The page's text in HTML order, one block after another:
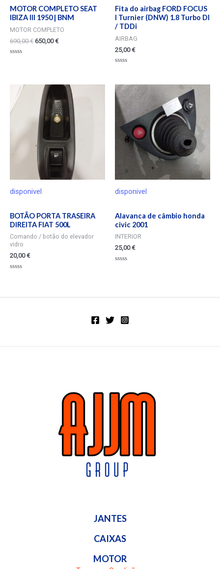
MOTOR COMPLETO SEAT
IBIZA III 1950 | BNM
MOTOR COMPLETO
690,00€ 650,00€
Fita do airbag FORD FOCUS
I Turnier (DNW) 1.8 Turbo DI
/ TDDi
AIRBAG
25,00€
de
5
disponivel
BOTÃO PORTA TRASEIRA
DIREITA FIAT 500L
Comando / botão do elevador
vidro
20,00€
5
disponivel
Alavanca de câmbio honda
civic 2001
INTERIOR
25,00€
JANTES
CAIXAS
MOTOR